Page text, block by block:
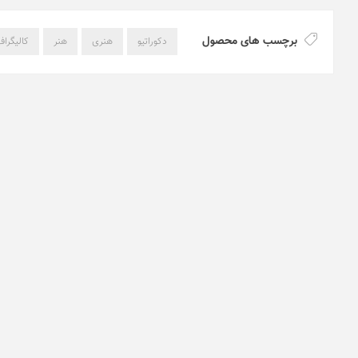
برچسب های محصول دکوراتیو هنری هنر